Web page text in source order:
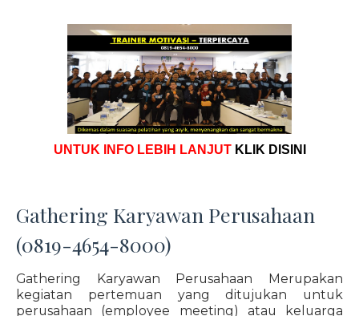
UNTUK INFO LEBIH LANJUT KLIK DISINI
Gathering Karyawan Perusahaan
(0819-4654-8000)
Gathering Karyawan Perusahaan Merupakan
kegiatan pertemuan yang ditujukan untuk
perusahaan (employee meeting) atau keluarga